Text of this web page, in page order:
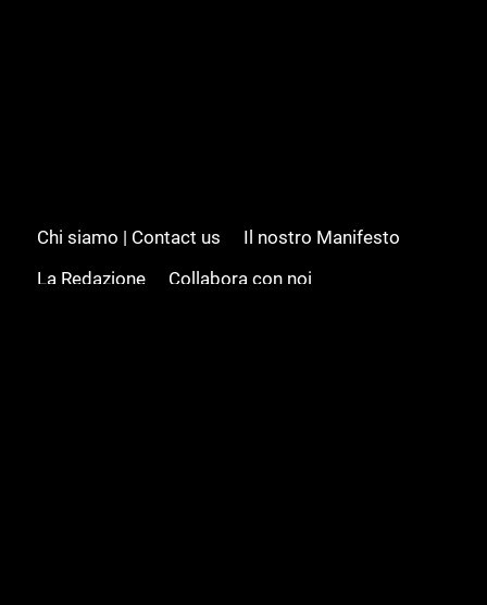
Chi siamo | Contact us
Il nostro Manifesto
La Redazione
Collabora con noi